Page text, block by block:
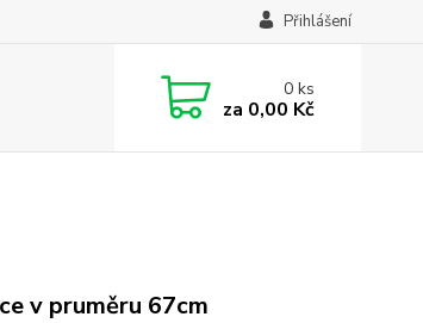
Přihlášení
0ks
za 0,00 Kč
v pruměru 67cm